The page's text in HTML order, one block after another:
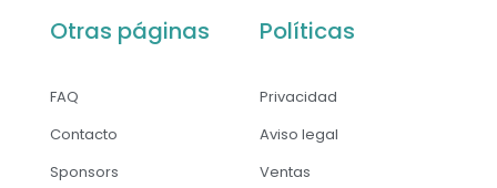
Otras páginas
FAQ
Contacto
Sponsors
Políticas
Privacidad
Aviso legal
Ventas